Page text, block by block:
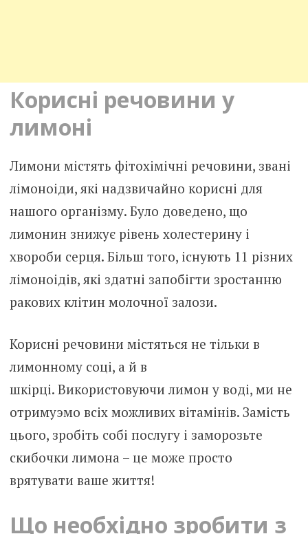
Корисні речовини у
лимоні
Лимони містять фітохімічні речовини, звані
лімоноіди, які надзвичайно корисні для
нашого організму. Було доведено, що
лимонин знижує рівень холестерину і
хвороби серця. Більш того, існують 11 різних
лімоноідів, які здатні запобігти зростанню
ракових клітин молочної залози.
Корисні речовини містяться не тільки в
лимонному соці, а й в
шкірці. Використовуючи лимон у воді, ми не
отримуэмо всіх можливих вітамінів. Замість
цього, зробіть собі послугу і заморозьте
скибочки лимона – це може просто
врятувати ваше життя!
Що необхідно зробити з